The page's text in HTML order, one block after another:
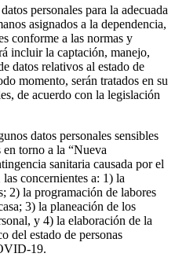
personales para la adecuada
asignados a la dependencia,
conforme a las normas y
incluir la captación, manejo,
datos relativos al estado de
momento, serán tratados en su
de acuerdo con la legislación
datos personales sensibles
en torno a la “Nueva
sanitaria causada por el
concernientes a: 1) la
2) la programación de labores
3) la planeación de los
y 4) la elaboración de la
del estado de personas
19.